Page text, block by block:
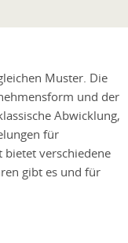
Muster. Die
und der
Abwicklung,
für
bietet verschiedene
gibt es und für